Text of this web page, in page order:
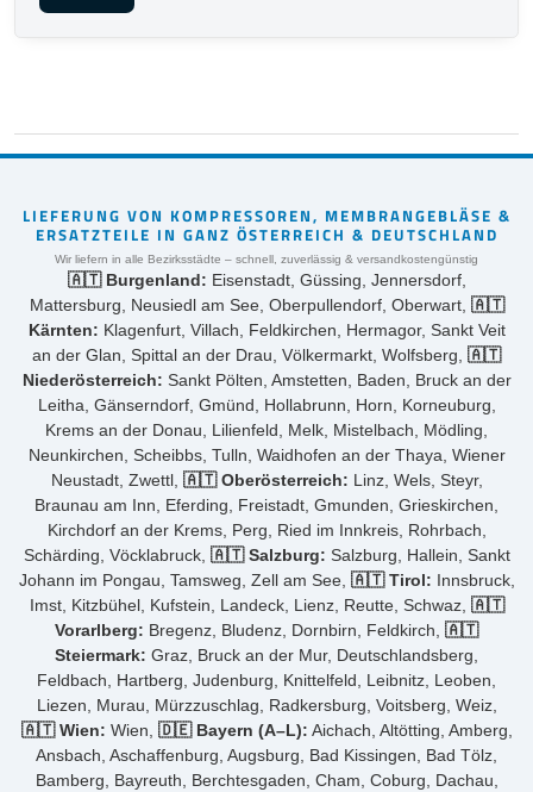
LIEFERUNG VON KOMPRESSOREN, MEMBRANGEBLÄSE &
ERSATZTEILE IN GANZ ÖSTERREICH & DEUTSCHLAND
Wir liefern in alle Bezirksstädte – schnell, zuverlässig & versandkostengünstig
🇦🇹 Burgenland: Eisenstadt, Güssing, Jennersdorf,
Mattersburg, Neusiedl am See, Oberpullendorf, Oberwart, 🇦🇹
Kärnten: Klagenfurt, Villach, Feldkirchen, Hermagor, Sankt Veit
an der Glan, Spittal an der Drau, Völkermarkt, Wolfsberg, 🇦🇹
Niederösterreich: Sankt Pölten, Amstetten, Baden, Bruck an der
Leitha, Gänserndorf, Gmünd, Hollabrunn, Horn, Korneuburg,
Krems an der Donau, Lilienfeld, Melk, Mistelbach, Mödling,
Neunkirchen, Scheibbs, Tulln, Waidhofen an der Thaya, Wiener
Neustadt, Zwettl, 🇦🇹 Oberösterreich: Linz, Wels, Steyr,
Braunau am Inn, Eferding, Freistadt, Gmunden, Grieskirchen,
Kirchdorf an der Krems, Perg, Ried im Innkreis, Rohrbach,
Schärding, Vöcklabruck, 🇦🇹 Salzburg: Salzburg, Hallein, Sankt
Johann im Pongau, Tamsweg, Zell am See, 🇦🇹 Tirol: Innsbruck,
Imst, Kitzbühel, Kufstein, Landeck, Lienz, Reutte, Schwaz, 🇦🇹
Vorarlberg: Bregenz, Bludenz, Dornbirn, Feldkirch, 🇦🇹
Steiermark: Graz, Bruck an der Mur, Deutschlandsberg,
Feldbach, Hartberg, Judenburg, Knittelfeld, Leibnitz, Leoben,
Liezen, Murau, Mürzzuschlag, Radkersburg, Voitsberg, Weiz,
🇦🇹 Wien: Wien, 🇩🇪 Bayern (A–L): Aichach, Altötting, Amberg,
Ansbach, Aschaffenburg, Augsburg, Bad Kissingen, Bad Tölz,
Bamberg, Bayreuth, Berchtesgaden, Cham, Coburg, Dachau,